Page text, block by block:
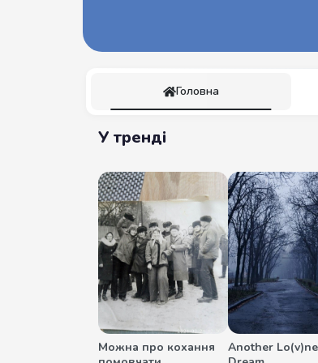
Головна
У тренді
Можна про кохання
Another